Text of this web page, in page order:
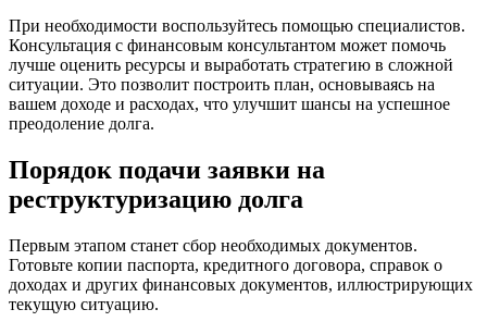
При необходимости воспользуйтесь помощью специалистов.
Консультация с финансовым консультантом может помочь
лучше оценить ресурсы и выработать стратегию в сложной
ситуации. Это позволит построить план, основываясь на
вашем доходе и расходах, что улучшит шансы на успешное
преодоление долга.
Порядок подачи заявки на
реструктуризацию долга
Первым этапом станет сбор необходимых документов.
Готовьте копии паспорта, кредитного договора, справок о
доходах и других финансовых документов, иллюстрирующих
текущую ситуацию.